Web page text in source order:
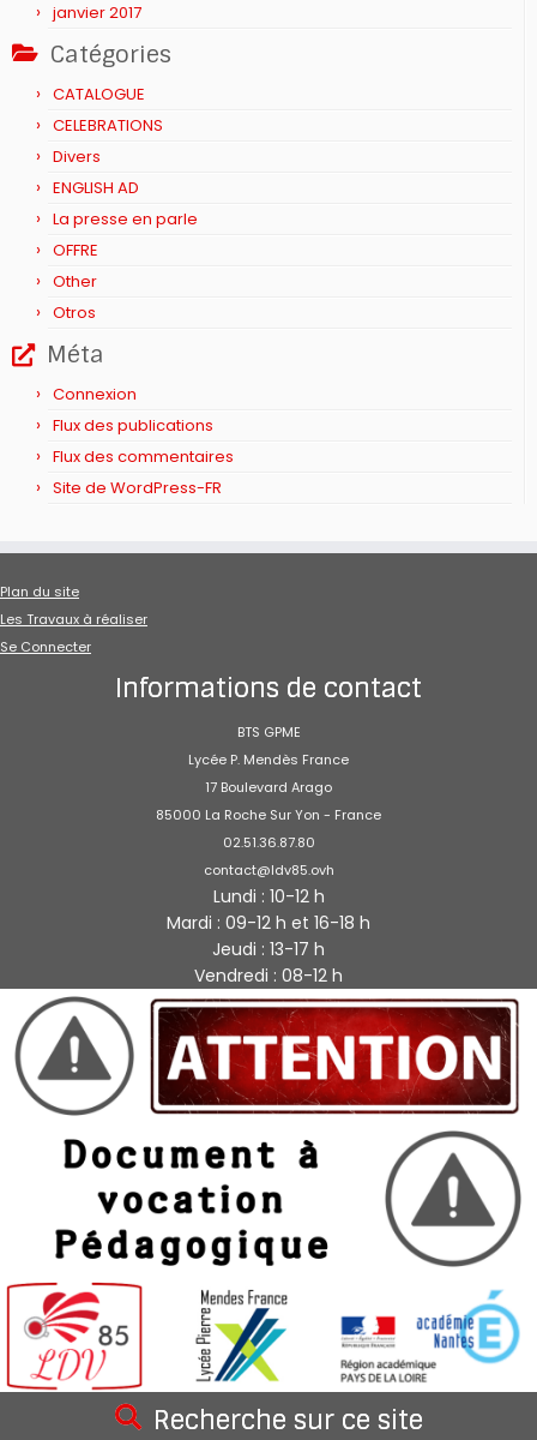
janvier 2017
Catégories
CATALOGUE
CELEBRATIONS
Divers
ENGLISH AD
La presse en parle
OFFRE
Other
Otros
Méta
Connexion
Flux des publications
Flux des commentaires
Site de WordPress-FR
Plan du site
Les Travaux à réaliser
Se Connecter
Informations de contact
BTS GPME
Lycée P. Mendès France
17 Boulevard Arago
85000 La Roche Sur Yon - France
02.51.36.87.80
contact@ldv85.ovh
Lundi : 10-12 h
Mardi : 09-12 h et 16-18 h
Jeudi : 13-17 h
Vendredi : 08-12 h
Recherche sur ce site